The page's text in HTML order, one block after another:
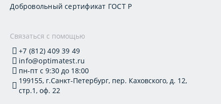
Добровольный сертификат ГОСТ Р
Связаться с помощью
+7 (812) 409 39 49
info@optimatest.ru
пн-пт с 9:30 до 18:00
199155, г.Санкт-Петербург, пер. Каховского, д. 12,
стр.1, оф. 22